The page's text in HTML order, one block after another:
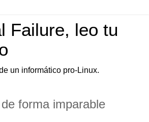
Failure, leo tu
un informático pro-Linux.
forma imparable